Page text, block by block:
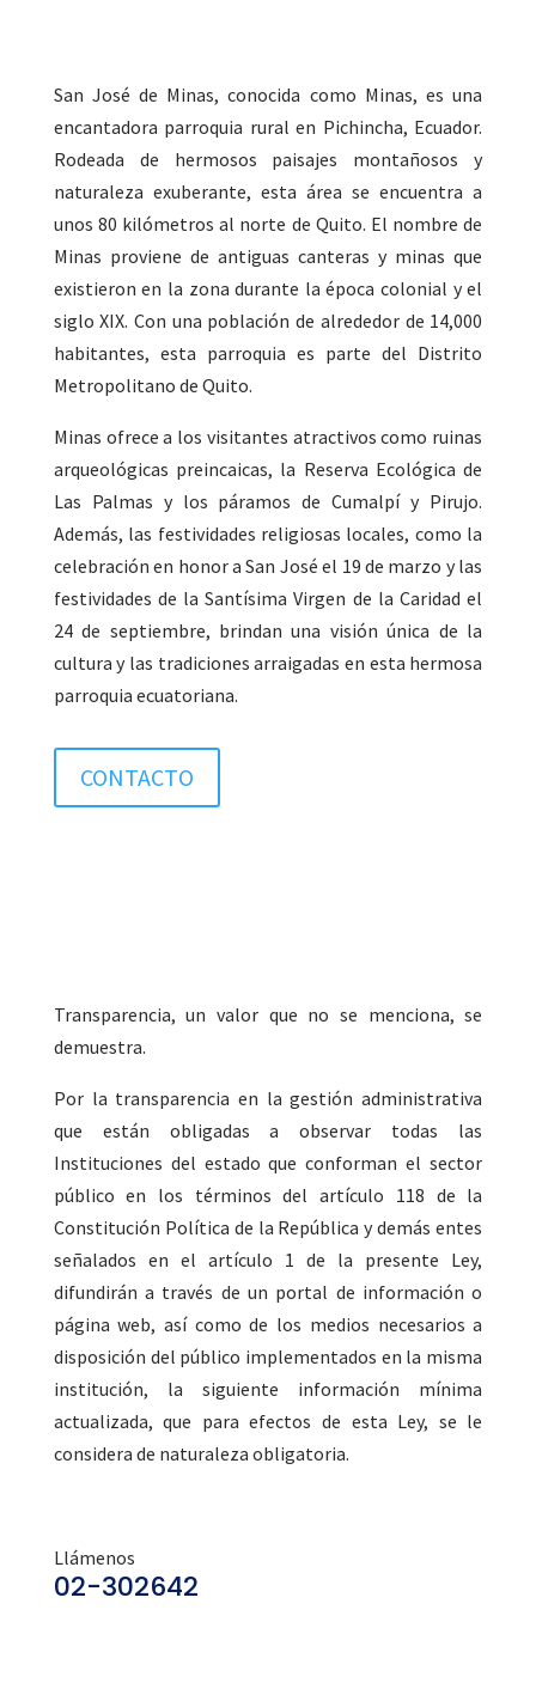
San José de Minas, conocida como Minas, es una
encantadora parroquia rural en Pichincha, Ecuador.
Rodeada de hermosos paisajes montañosos y
naturaleza exuberante, esta área se encuentra a
unos 80 kilómetros al norte de Quito. El nombre de
Minas proviene de antiguas canteras y minas que
existieron en la zona durante la época colonial y el
siglo XIX. Con una población de alrededor de 14,000
habitantes, esta parroquia es parte del Distrito
Metropolitano de Quito.
Minas ofrece a los visitantes atractivos como ruinas
arqueológicas preincaicas, la Reserva Ecológica de
Las Palmas y los páramos de Cumalpí y Pirujo.
Además, las festividades religiosas locales, como la
celebración en honor a San José el 19 de marzo y las
festividades de la Santísima Virgen de la Caridad el
24 de septiembre, brindan una visión única de la
cultura y las tradiciones arraigadas en esta hermosa
parroquia ecuatoriana.
CONTACTO
Transparencia, un valor que no se menciona, se
demuestra.
Por la transparencia en la gestión administrativa
que están obligadas a observar todas las
Instituciones del estado que conforman el sector
público en los términos del artículo 118 de la
Constitución Política de la República y demás entes
señalados en el artículo 1 de la presente Ley,
difundirán a través de un portal de información o
página web, así como de los medios necesarios a
disposición del público implementados en la misma
institución, la siguiente información mínima
actualizada, que para efectos de esta Ley, se le
considera de naturaleza obligatoria.
Llámenos
02-302642